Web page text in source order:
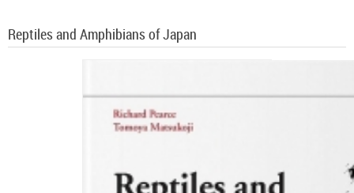
Reptiles and Amphibians of Japan